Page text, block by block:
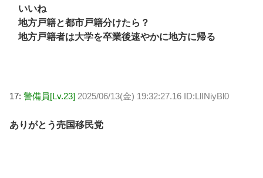
いいね
地方戸籍と都市戸籍分けたら？
地方戸籍者は大学を卒業後速やかに地方に帰る
17: 警備員[Lv.23] 2025/06/13(金) 19:32:27.16 ID:LlINiyBl0
ありがとう売国移民党